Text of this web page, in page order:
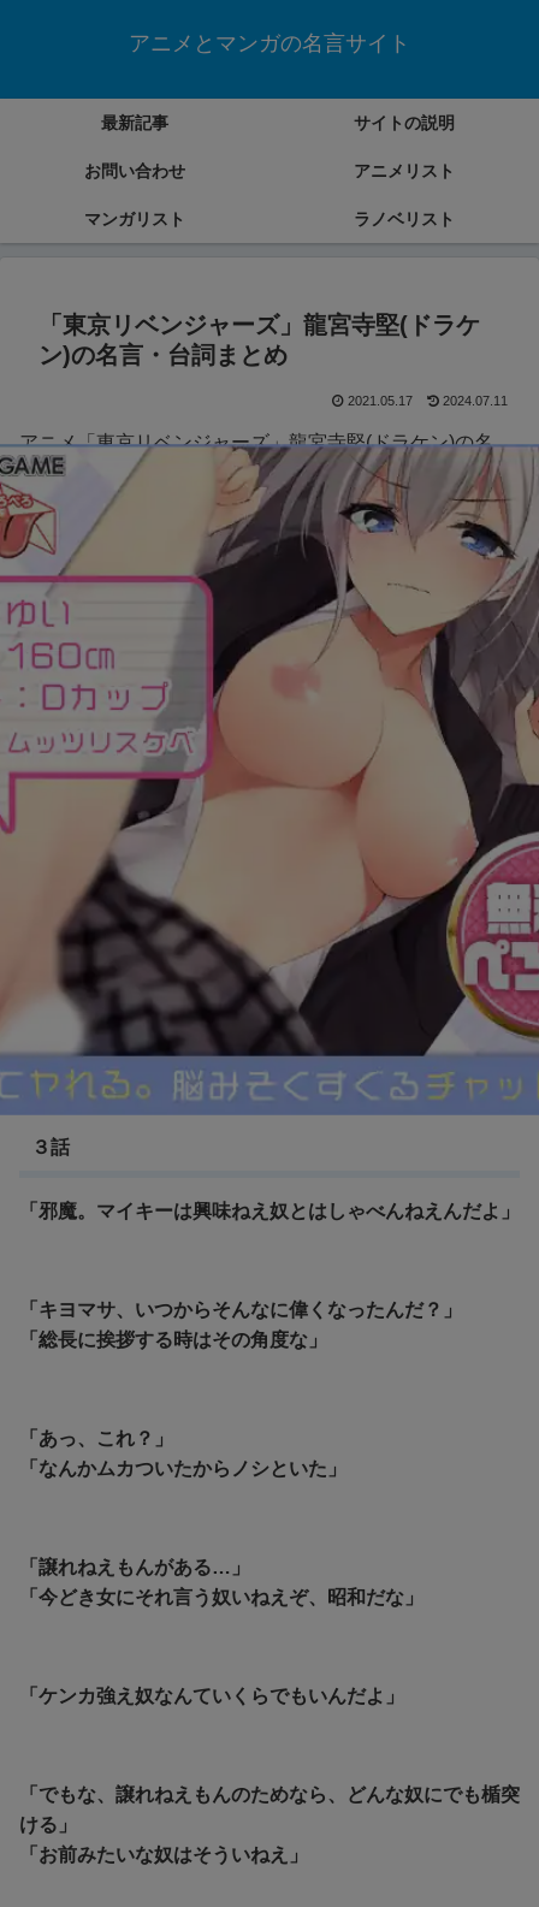
アニメとマンガの名言サイト
最新記事 サイトの説明
お問い合わせ アニメリスト
マンガリスト ラノベリスト
「東京リベンジャーズ」龍宮寺堅(ドラケ
ン)の名言・台詞まとめ
2021.05.17 2024.07.11
アニメ「東京リベンジャーズ」龍宮寺堅(ドラケン)の名
言・台詞をまとめていきます。
東京リベンジャーズ
３話
「邪魔。マイキーは興味ねえ奴とはしゃべんねえんだよ」
「キヨマサ、いつからそんなに偉くなったんだ？」
「総長に挨拶する時はその角度な」
「あっ、これ？」
「なんかムカついたからノシといた」
「譲れねえもんがある…」
「今どき女にそれ言う奴いねえぞ、昭和だな」
「ケンカ強え奴なんていくらでもいんだよ」
「でもな、譲れねえもんのためなら、どんな奴にでも楯突
ける」
「お前みたいな奴はそういねえ」